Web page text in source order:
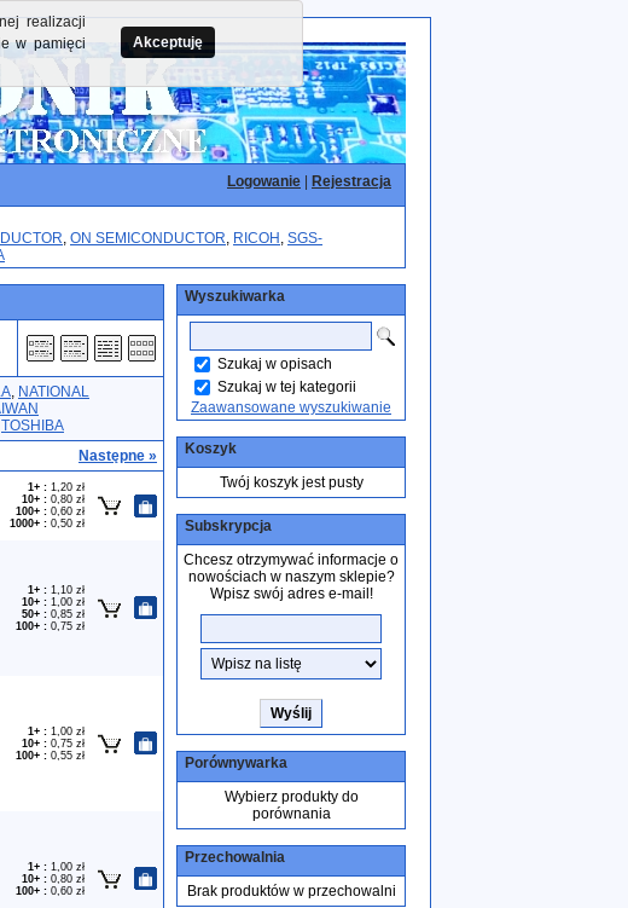
Logowanie Rejestracja
, ON SEMICONDUCTOR, RICOH , SGS-
, NATIONAL
TOSHIBA
Następne »
1+ : 1,20 zł
10+ : 0,80 zł
100+ : 0,60 zł
1000+ : 0,50 zł
1+ : 1,10 zł
10+ : 1,00 zł
50+ : 0,85 zł
100+ : 0,75 zł
1+ : 1,00 zł
10+ : 0,75 zł
100+ : 0,55 zł
1+ : 1,00 zł
10+ : 0,80 zł
100+ : 0,60 zł
Wyszukiwarka
Szukaj w opisach
Szukaj w tej kategorii
Zaawansowane wyszukiwanie
Koszyk
Twój koszyk jest pusty
Subskrypcja
Chcesz otrzymywać informacje o
nowościach w naszym sklepie?
Wpisz swój adres e-mail!
Porównywarka
Wybierz produkty do
porównania
Przechowalnia
Brak produktów w przechowalni
realizacji
w pamięci
Akceptuję